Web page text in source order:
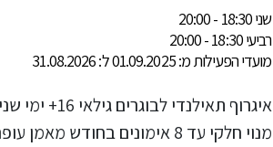
שני 18:30 - 20:00
רביעי 18:30 - 20:00
מועדי הפעילות מ: 01.09.2025 ל: 31.08.2026